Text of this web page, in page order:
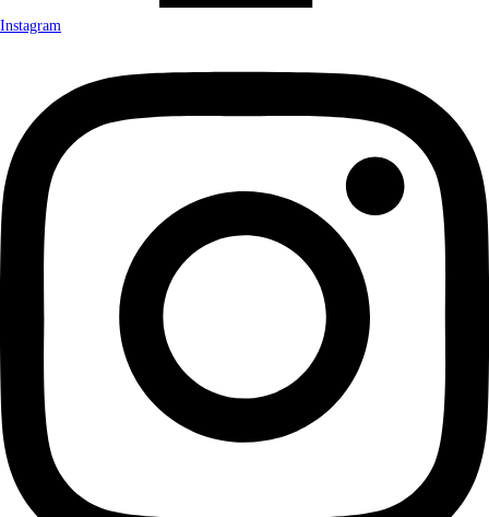
Instagram